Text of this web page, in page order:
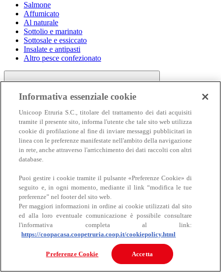
Salmone
Affumicato
Al naturale
Sottolio e marinato
Sottosale e essiccato
Insalate e antipasti
Altro pesce confezionato
Carne
Carne
Bovino
Informativa essenziale cookie
Unicoop Etruria S.C., titolare del trattamento dei dati acquisiti
tramite il presente sito, informa l'utente che tale sito web utilizza
cookie di profilazione al fine di inviare messaggi pubblicitari in
linea con le preferenze manifestate nell'ambito della navigazione
in rete, anche attraverso l'arricchimento dei dati raccolti con altri
database.
Puoi gestire i cookie tramite il pulsante «Preferenze Cookie» di
seguito e, in ogni momento, mediante il link “modifica le tue
preferenze” nel footer del sito web.
Per maggiori informazioni in ordine ai cookie utilizzati dal sito
ed alla loro eventuale comunicazione è possibile consultare
l'informativa completa al link:
https://coopacasa.coopetruria.coop.it/cookiepolicy.html
Preferenze Cookie Accetta